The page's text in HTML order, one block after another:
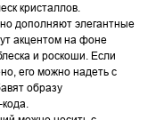
кристаллов.
дополняют элегантные
акцентом на фоне
и роскоши. Если
его можно надеть с
образу